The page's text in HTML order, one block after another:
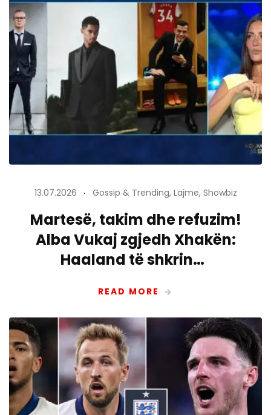
13.07.2026 Gossip & Trending, Lajme, Showbiz
Martesë, takim dhe refuzim!
Alba Vukaj zgjedh Xhakën:
Haaland të shkrin…
READ MORE